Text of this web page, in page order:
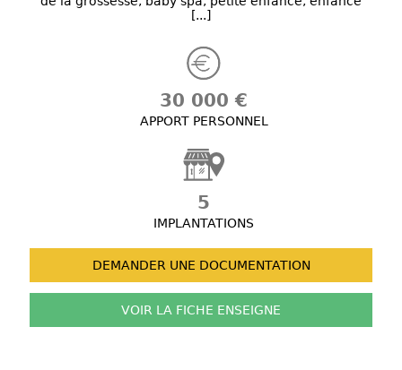
[...]
30 000 €
APPORT PERSONNEL
5
IMPLANTATIONS
DEMANDER UNE DOCUMENTATION
VOIR LA FICHE ENSEIGNE